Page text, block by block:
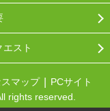
エスト
マップ
PCサイト
rights reserved.